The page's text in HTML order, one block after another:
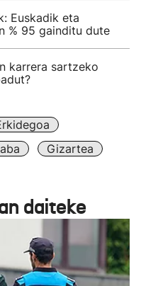
Euskadik eta
% 95 gainditu dute
karrera sartzeko
Gizartea
daiteke